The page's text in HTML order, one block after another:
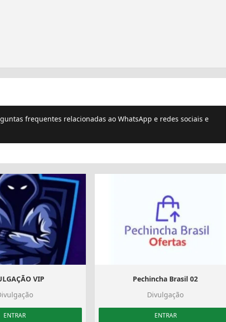
frequentes relacionadas ao WhatsApp e redes sociais e
VIP
ENTRAR
Pechincha Brasil 02
Divulgação
ENTRAR